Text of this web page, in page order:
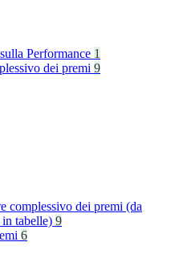
Performance 1
dei premi 9
complessivo dei premi (da
tabelle) 9
6